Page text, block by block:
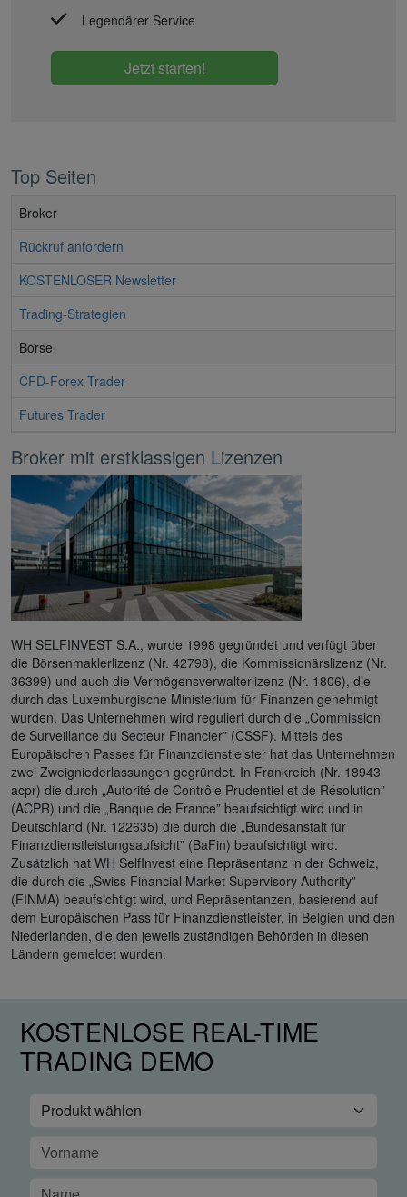
Legendärer Service
Jetzt starten!
Top Seiten
Broker
Rückruf anfordern
KOSTENLOSER Newsletter
Trading-Strategien
Börse
CFD-Forex Trader
Futures Trader
Broker mit erstklassigen Lizenzen
WH SELFINVEST S.A., wurde 1998 gegründet und verfügt über
die Börsenmaklerlizenz (Nr. 42798), die Kommissionärslizenz (Nr.
36399) und auch die Vermögensverwalterlizenz (Nr. 1806), die
durch das Luxemburgische Ministerium für Finanzen genehmigt
wurden. Das Unternehmen wird reguliert durch die „Commission
de Surveillance du Secteur Financier” (CSSF). Mittels des
Europäischen Passes für Finanzdienstleister hat das Unternehmen
zwei Zweigniederlassungen gegründet. In Frankreich (Nr. 18943
acpr) die durch „Autorité de Contrôle Prudentiel et de Résolution”
(ACPR) und die „Banque de France” beaufsichtigt wird und in
Deutschland (Nr. 122635) die durch die „Bundesanstalt für
Finanzdienstleistungsaufsicht” (BaFin) beaufsichtigt wird.
Zusätzlich hat WH SelfInvest eine Repräsentanz in der Schweiz,
die durch die „Swiss Financial Market Supervisory Authority”
(FINMA) beaufsichtigt wird, und Repräsentanzen, basierend auf
dem Europäischen Pass für Finanzdienstleister, in Belgien und den
Niederlanden, die den jeweils zuständigen Behörden in diesen
Ländern gemeldet wurden.
KOSTENLOSE REAL-TIME
TRADING DEMO